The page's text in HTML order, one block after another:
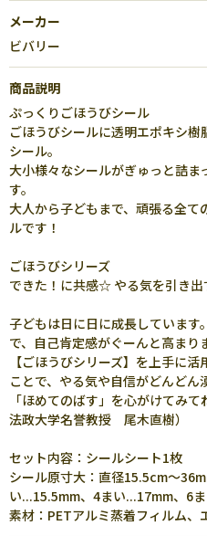
メーカー
ビバリー
商品説明
ぷっくりごほうびシール
ごほうびシールに透明エポキシ
シール。
大小様々なシールがぎゅっと詰ま
す。
大人から子どもまで、頑張る全
ルです！
ごほうびシリーズ
できた！に共感☆ やる気を引き出
子どもは日に日に成長しています
で、自己肯定感がぐーんと高まり
【ごほうびシリーズ】を上手に
ことで、やる気や自信がどんどん
「ほめてのばす」を心がけてみ
法政大学名誉教授 尾木直樹）
セット内容：シールシート1枚
シール原寸大：直径15.5cm～
い...15.5mm、4まい...17mm、6
素材：PETアルミ蒸着フィルム、